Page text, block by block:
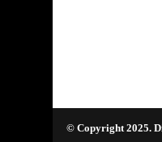
© Copyright 2025.